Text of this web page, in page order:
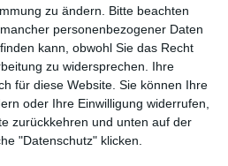
zu ändern.
Bitte beachten
personenbezogener Daten
kann, obwohl Sie das Recht
zu widersprechen. Ihre
für diese Website. Sie können Ihre
oder Ihre Einwilligung widerrufen,
zurückkehren und unten auf der
"Datenschutz" klicken.
für Kinder